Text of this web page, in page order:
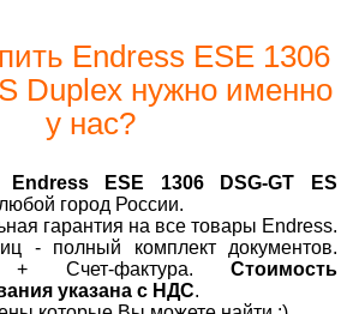
Endress ESE 1306
Duplex нужно именно
у нас?
Endress ESE 1306 DSG-GT ES
город России.
гарантия на все товары Endress.
- полный комплект документов.
+ Счет-фактура. Стоимость
указана с НДС.